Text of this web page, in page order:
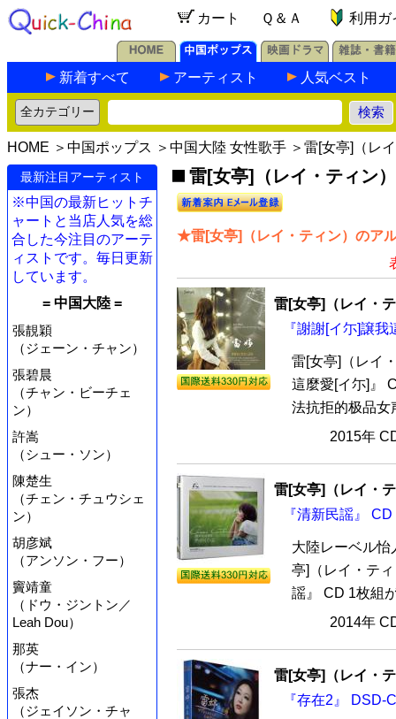
カート Ｑ＆Ａ 利用ガ
新着すべて アーティスト 人気ベスト
HOME ＞ 中国ポップス ＞ 中国大陸 女性歌手 ＞雷[女亭]（レ
最新注目アーティスト
※中国の最新ヒットチ
ャートと当店人気を総
合した今注目のアーテ
ィストです。毎日更新
しています。
= 中国大陸 =
張靚穎
（ジェーン・チャン）
張碧晨
（チャン・ビーチェ
ン）
許嵩
（シュー・ソン）
陳楚生
（チェン・チュウシェ
ン）
胡彦斌
（アンソン・フー）
竇靖童
（ドウ・ジントン／
Leah Dou）
那英
（ナー・イン）
張杰
（ジェイソン・チャ
雷[女亭]（レイ・ティン
★雷[女亭]（レイ・ティン）のア
雷[女亭]（レイ・
『謝謝[イ尓]譲
雷[女亭]（レイ
這麼愛[イ尓]』
法抗拒的极品女
2015年
雷[女亭]（レイ・
『清新民謡』
大陸レーベル怡
亭]（レイ・テ
謡』 CD 1枚組
2014年
雷[女亭]（レイ・
『存在2』 DSD-